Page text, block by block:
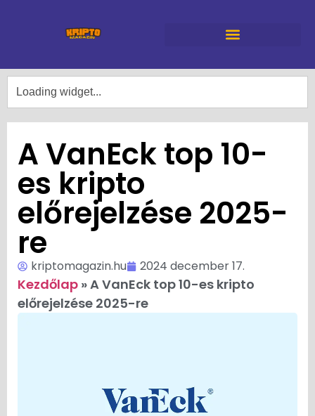
A VanEck top 10-
es kripto
előrejelzése 2025-
re
kriptomagazin.hu 2024 december 17.
Kezdőlap »A VanEck top 10-es kripto
előrejelzése 2025-re